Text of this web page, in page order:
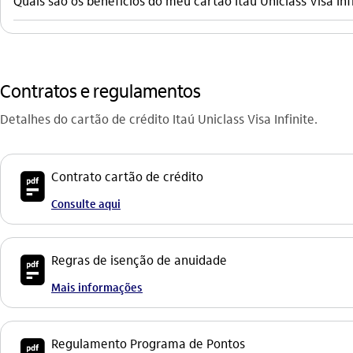
Contratos e regulamentos
Detalhes do cartão de crédito Itaú Uniclass Visa Infinite.
icon-itaufonts_pdf icon Contrato cartão de crédito
Consulte aqui
icon-itaufonts_pdf icon Regras de isenção de anuidade
Mais informações
Regulamento Programa de Pontos